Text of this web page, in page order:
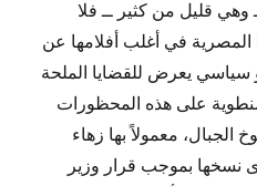
قليل من كثير ــ فلا
في أغلب أفلامها عن
يعرض للقضايا الملحة
على هذه المحظورات
معمولاً بها زهاء
نسخها بموجب قرار وزير